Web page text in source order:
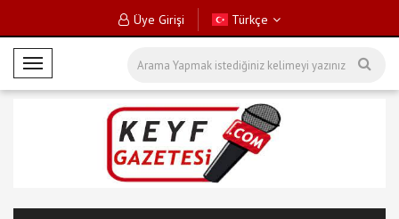
Üye Girişi Türkçe
M
o